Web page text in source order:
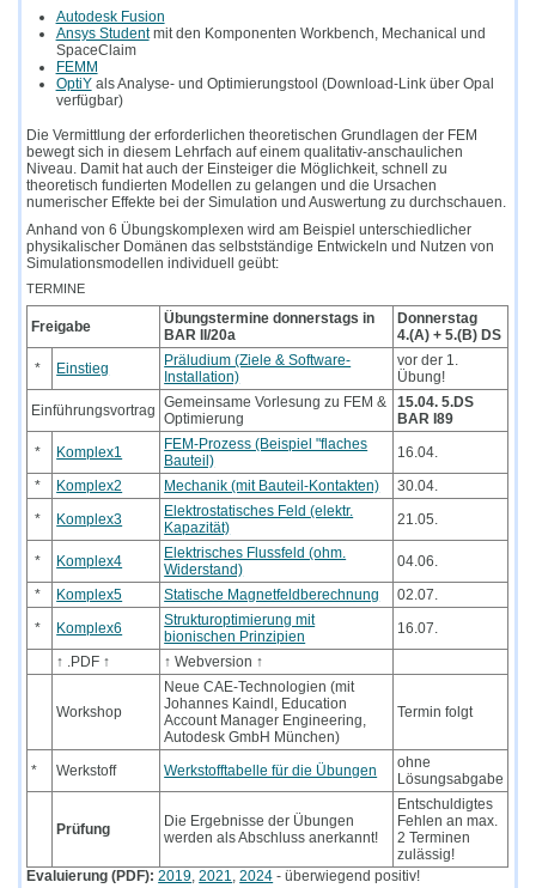
Autodesk Fusion
Ansys Studentmit den Komponenten Workbench, Mechanical und
SpaceClaim
FEMM
OptiYals Analyse- und Optimierungstool (Download-Link über Opal
verfügbar)
Die Vermittlung der erforderlichen theoretischen Grundlagen der FEM
bewegt sich in diesem Lehrfach auf einem qualitativ-anschaulichen
Niveau. Damit hat auch der Einsteiger die Möglichkeit, schnell zu
theoretisch fundierten Modellen zu gelangen und die Ursachen
numerischer Effekte bei der Simulation und Auswertung zu durchschauen.
Anhand von 6 Übungskomplexen wird am Beispiel unterschiedlicher
physikalischer Domänen das selbstständige Entwickeln und Nutzen von
Simulationsmodellen individuell geübt:
TERMINE
Freigabe
Übungstermine donnerstags in
BAR II/20a
Donnerstag
4.(A) + 5.(B) DS
*
Einstieg
Präludium (Ziele & Software-
Installation)
vor der 1.
Übung!
Einführungsvortrag Gemeinsame Vorlesung zu FEM &
Optimierung
15.04. 5.DS
BAR I89
*
Komplex1
FEM-Prozess (Beispiel "flaches
Bauteil)
16.04.
*
Komplex2 Mechanik (mit Bauteil-Kontakten)
30.04.
*
Komplex3
Elektrostatisches Feld (elektr.
Kapazität)
21.05.
* Komplex4
Elektrisches Flussfeld (ohm.
Widerstand)
04.06.
*
Komplex5 Statische Magnetfeldberechnung
02.07.
*
Komplex6
Strukturoptimierung mit
bionischen Prinzipien
16.07.
↑ .PDF ↑
↑ Webversion ↑
Workshop
Neue CAE-Technologien (mit
Johannes Kaindl, Education
Account Manager Engineering,
Autodesk GmbH München)
Termin folgt
* Werkstoff Werkstofftabelle für die Übungen
ohne
Lösungsabgabe
Prüfung
Die Ergebnisse der Übungen
werden als Abschluss anerkannt!
Entschuldigtes
Fehlen an max.
2 Terminen
zulässig!
Evaluierung (PDF): 2019,2021,2024 - überwiegend positiv!